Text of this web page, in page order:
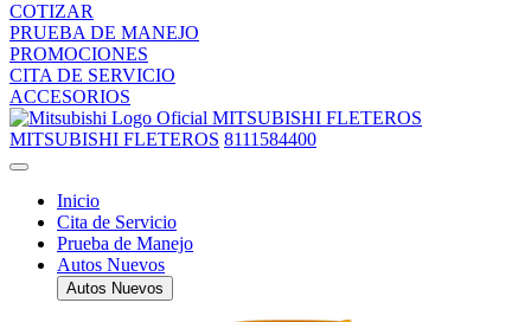
COTIZAR
PRUEBA DE MANEJO
PROMOCIONES
CITA DE SERVICIO
ACCESORIOS
MITSUBISHI FLETEROS
MITSUBISHI FLETEROS 8111584400
Inicio
Cita de Servicio
Prueba de Manejo
Autos Nuevos
Autos Nuevos